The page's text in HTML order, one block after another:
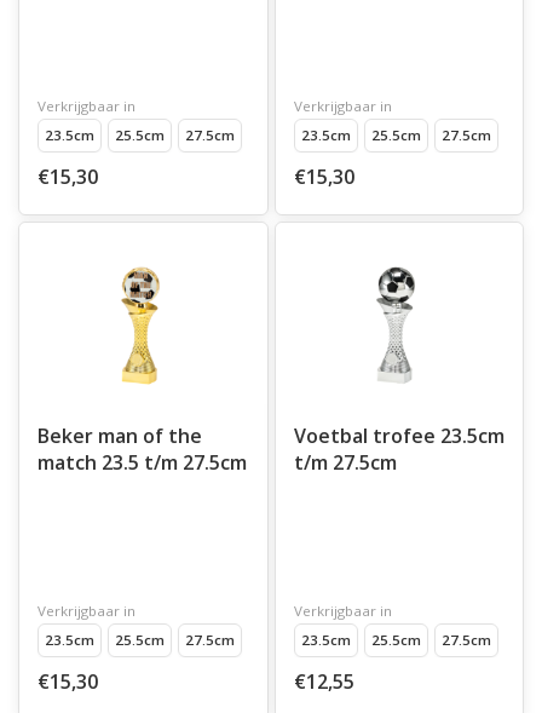
Verkrijgbaar in
23.5cm
25.5cm 27.5cm
€15,30
Verkrijgbaar in
23.5cm
25.5cm 27.5cm
€15,30
Beker man of the
match 23.5 t/m 27.5cm
Verkrijgbaar in
23.5cm
25.5cm 27.5cm
€15,30
Voetbal trofee 23.5cm
t/m 27.5cm
Verkrijgbaar in
23.5cm
25.5cm 27.5cm
€12,55